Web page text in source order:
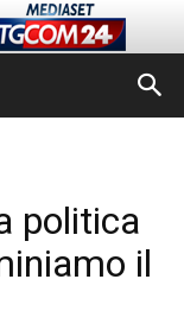
politica
il